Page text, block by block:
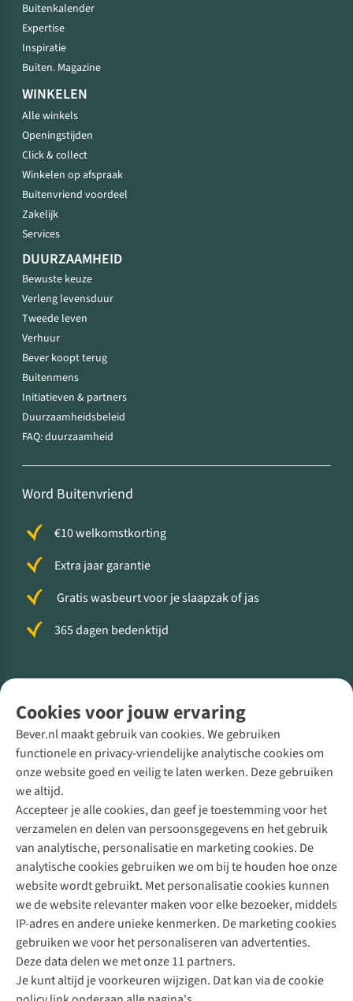
Cookies voor jouw ervaring
Bever.nl maakt gebruik van cookies. We gebruiken
functionele en privacy-vriendelijke analytische cookies om
onze website goed en veilig te laten werken. Deze gebruiken
we altijd.
Accepteer je alle cookies, dan geef je toestemming voor het
verzamelen en delen van persoonsgegevens en het gebruik
van analytische, personalisatie en marketing cookies. De
analytische cookies gebruiken we om bij te houden hoe onze
website wordt gebruikt. Met personalisatie cookies kunnen
we de website relevanter maken voor elke bezoeker, middels
IP-adres en andere unieke kenmerken. De marketing cookies
gebruiken we voor het personaliseren van advertenties.
Deze data delen we met onze 11 partners.
Je kunt altijd je voorkeuren wijzigen. Dat kan via de cookie
Buitenkalender
Expertise
Inspiratie
Buiten. Magazine
WINKELEN
Alle winkels
Openingstijden
Click & collect
Winkelen op afspraak
Buitenvriend voordeel
Zakelijk
Services
DUURZAAMHEID
Bewuste keuze
Verleng levensduur
Tweede leven
Verhuur
Bever koopt terug
Buitenmens
Initiatieven & partners
Duurzaamheidsbeleid
FAQ: duurzaamheid
Word Buitenvriend
€10 welkomstkorting
Extra jaar garantie
Gratis wasbeurt voor je slaapzak of jas
365 dagen bedenktijd
Direct advies van een Buitenexpert
+31 (0)85 888 50 88
+31 6 12 28 49 80
Contactformulier